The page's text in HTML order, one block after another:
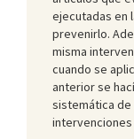
ejecutadas en
prevenirlo.
misma
cuando se
anterior se
sistemática de
intervenciones